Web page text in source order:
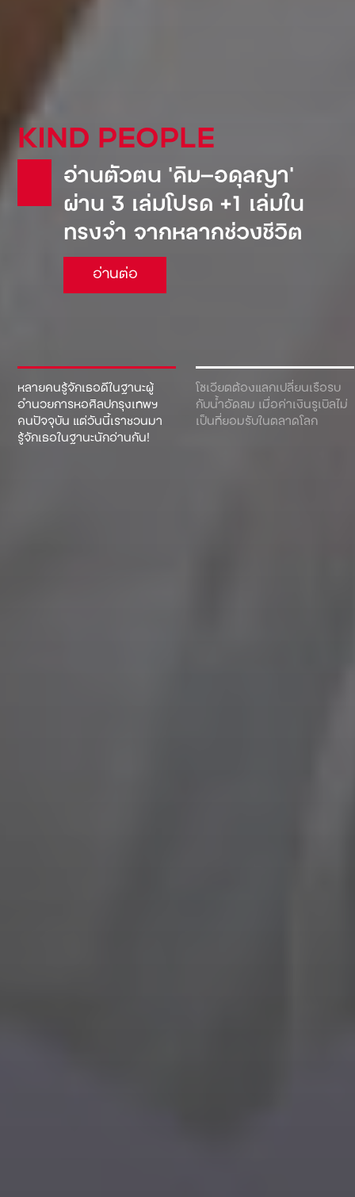
หลายคนรู้จักเธอดีในฐานะผู้
อำนวยการหอศิลปกรุงเทพฯ
คนปัจจุบัน แต่วันนี้เราชวนมา
รู้จักเธอในฐานะนักอ่านกัน!
โซเวียตต้องแลกเปลี่ยนเรือรบ
กับน้ำอัดลม เมื่อค่าเงินรูเบิลไม่
เป็นที่ยอมรับในตลาดโลก
KIND PEOPLE
อ่านตัวตน ‘คิม—อดุลญา’
ผ่าน 3 เล่มโปรด +1 เล่มใน
ทรงจำ จากหลากช่วงชีวิต
อ่านต่อ